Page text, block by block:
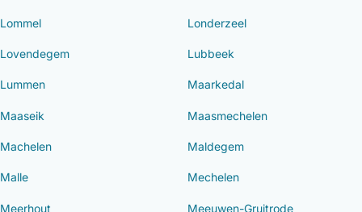
Lommel Londerzeel
Lovendegem Lubbeek
Lummen Maarkedal
Maaseik Maasmechelen
Machelen Maldegem
Malle Mechelen
Meerhout Meeuwen-Gruitrode